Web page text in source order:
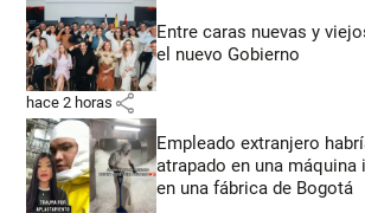
Entre caras nuevas y
el nuevo Gobierno
hace 2 horas share
Empleado extranjero
atrapado en una
en una fábrica de Bogotá